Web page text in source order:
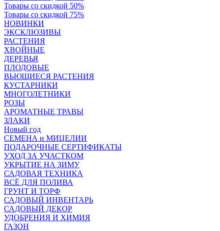
Товары со скидкой 50%
Товары со скидкой 75%
НОВИНКИ
ЭКСКЛЮЗИВЫ
РАСТЕНИЯ
ХВОЙНЫЕ
ДЕРЕВЬЯ
ПЛОДОВЫЕ
ВЬЮЩИЕСЯ РАСТЕНИЯ
КУСТАРНИКИ
МНОГОЛЕТНИКИ
РОЗЫ
АРОМАТНЫЕ ТРАВЫ
ЗЛАКИ
Новый год
СЕМЕНА и МИЦЕЛИИ
ПОДАРОЧНЫЕ СЕРТИФИКАТЫ
УХОД ЗА УЧАСТКОМ
УКРЫТИЕ НА ЗИМУ
САДОВАЯ ТЕХНИКА
ВСЁ ДЛЯ ПОЛИВА
ГРУНТ И ТОРФ
САДОВЫЙ ИНВЕНТАРЬ
САДОВЫЙ ДЕКОР
УДОБРЕНИЯ И ХИМИЯ
ГАЗОН